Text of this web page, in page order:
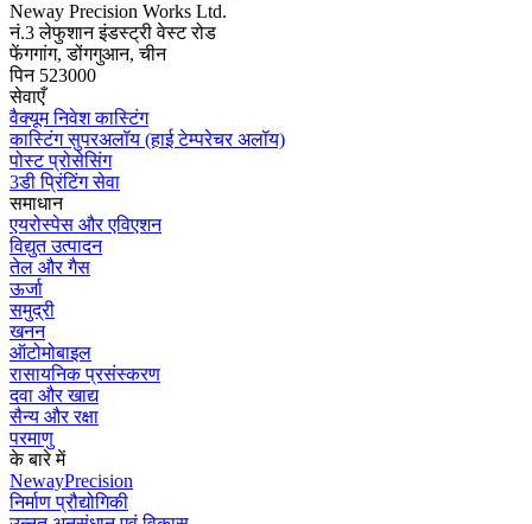
Neway Precision Works Ltd.
नं.3 लेफुशान इंडस्ट्री वेस्ट रोड
फेंगगांग, डोंगगुआन, चीन
पिन 523000
सेवाएँ
वैक्यूम निवेश कास्टिंग
कास्टिंग सुपरअलॉय (हाई टेम्परेचर अलॉय)
पोस्ट प्रोसेसिंग
3डी प्रिंटिंग सेवा
समाधान
एयरोस्पेस और एविएशन
विद्युत उत्पादन
तेल और गैस
ऊर्जा
समुद्री
खनन
ऑटोमोबाइल
रासायनिक प्रसंस्करण
दवा और खाद्य
सैन्य और रक्षा
परमाणु
के बारे में
NewayPrecision
निर्माण प्रौद्योगिकी